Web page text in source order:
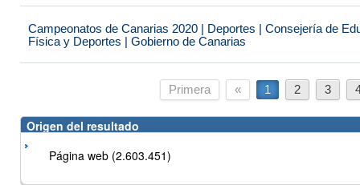
Campeonatos de Canarias 2020 | Deportes | Consejería de
Física y Deportes | Gobierno de Canarias
Primera « 1 2 3
Origen del resultado
Página web (2.603.451)